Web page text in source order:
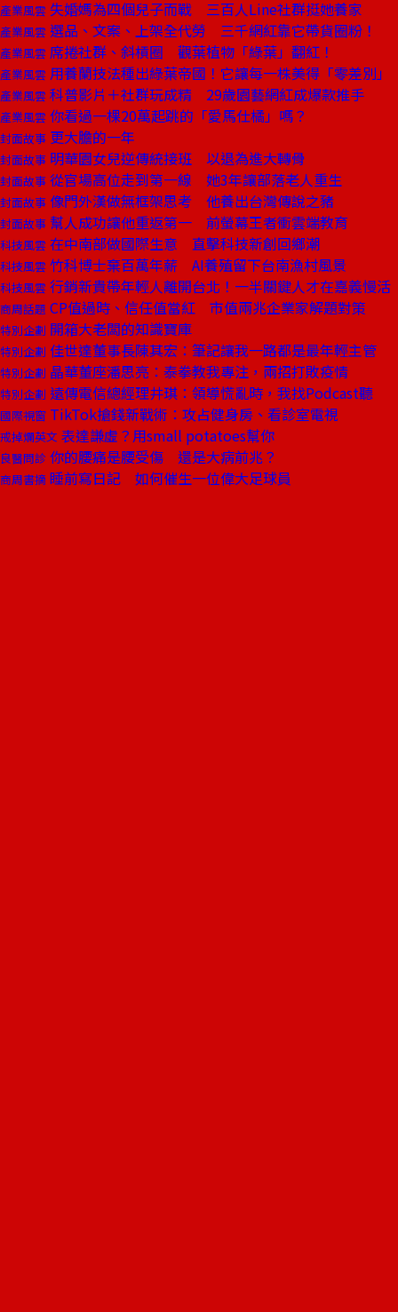
產業風雲 失婚媽為四個兒子而戰 三百人Line社群挺她養家
產業風雲 選品、文案、上架全代勞 三千網紅靠它帶貨圈粉！
產業風雲 席捲社群、斜槓圈 觀葉植物「綠葉」翻紅！
產業風雲 用養蘭技法種出綠葉帝國！它讓每一株美得「零差別」
產業風雲 科普影片＋社群玩成精 29歲園藝網紅成爆款推手
產業風雲 你看過一棵20萬起跳的「愛馬仕橘」嗎？
封面故事 更大膽的一年
封面故事 明華園女兒逆傳統接班 以退為進大轉骨
封面故事 從官場高位走到第一線 她3年讓部落老人重生
封面故事 像門外漢做無框架思考 他養出台灣傳說之豬
封面故事 幫人成功讓他重返第一 前螢幕王者衝雲端教育
科技風雲 在中南部做國際生意 直擊科技新創回鄉潮
科技風雲 竹科博士棄百萬年薪 AI養殖留下台南漁村風景
科技風雲 行銷新貴帶年輕人離開台北！一半關鍵人才在嘉義慢活
商周話題 CP值過時、信任值當紅 市值兩兆企業家解題對策
特別企劃 開箱大老闆的知識寶庫
特別企劃 佳世達董事長陳其宏：筆記讓我一路都是最年輕主管
特別企劃 晶華董座潘思亮：泰拳教我專注，兩招打敗疫情
特別企劃 遠傳電信總經理井琪：領導慌亂時，我找Podcast聽
國際視窗 TikTok搶錢新戰術：攻占健身房、看診室電視
戒掉爛英文 表達謙虛？用small potatoes幫你
良醫問診 你的腰痛是腰受傷 還是大病前兆？
商周書摘 睡前寫日記 如何催生一位偉大足球員